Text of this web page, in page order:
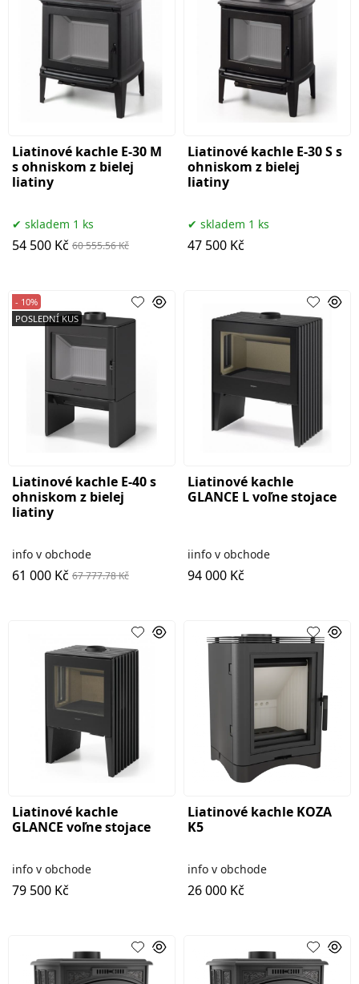
Liatinové kachle E-30 M
s ohniskom z bielej
liatiny
skladem 1 ks
54 500 Kč 60 555.56 Kč
Liatinové kachle E-30 S s
ohniskom z bielej
liatiny
skladem 1 ks
47 500 Kč
Liatinové kachle E-40 s
ohniskom z bielej
liatiny
- 10%
POSLEDNÍ KUS
info v obchode
61 000 Kč 67 777.78 Kč
Liatinové kachle
GLANCE L voľne stojace
iinfo v obchode
94 000 Kč
Liatinové kachle
GLANCE voľne stojace
info v obchode
79 500 Kč
Liatinové kachle KOZA
K5
info v obchode
26 000 Kč